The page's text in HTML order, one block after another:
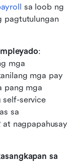
sa loob ng
pagtutulungan
:
mga
mga pay
pang mga
self-service
sa
nagpapahusay
sa